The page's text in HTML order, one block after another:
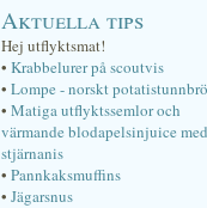
Aktuella tips
Hej utflyktsmat!
• Krabbelurer på scoutvis
• Lompe - norskt
• Matiga utflyktssemlor och
värmande blodapelsinjuice med
stjärnanis
• Pannkaksmuffins
• Jägarsnus